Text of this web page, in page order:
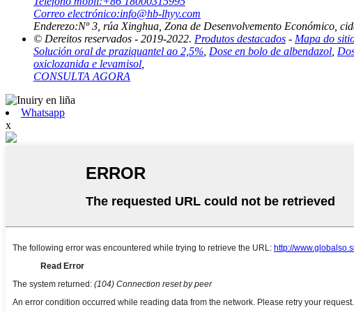
Correo electrónico:info@hb-lhyy.com
Enderezo:Nº 3, rúa Xinghua, Zona de Desenvolvemento Económico,
© Dereitos reservados - 2019-2022. Produtos destacados - Mapa do
Solución oral de praziquantel ao 2,5% Dose en bolo de albendazol
oxiclozanida e levamisol
CONSULTA AGORA
Whatsapp
x